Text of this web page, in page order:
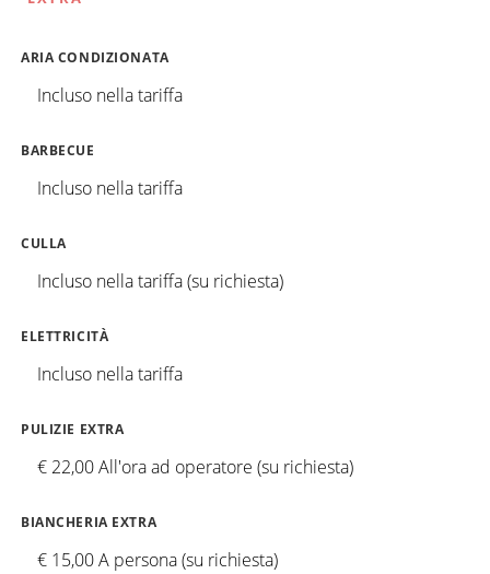
ARIA CONDIZIONATA
Incluso nella tariffa
BARBECUE
Incluso nella tariffa
CULLA
Incluso nella tariffa (su richiesta)
ELETTRICITÀ
Incluso nella tariffa
PULIZIE EXTRA
€ 22,00 All'ora ad operatore (su richiesta)
BIANCHERIA EXTRA
€ 15,00 A persona (su richiesta)